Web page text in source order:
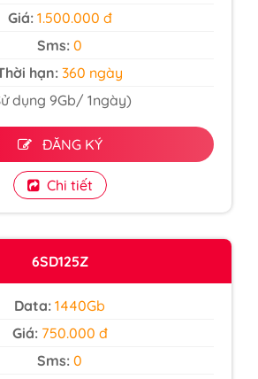
Giá: 1.500.000 đ
Sms: 0
hạn: 360 ngày
dụng 9Gb/ 1ngày)
ĐĂNG KÝ
Chi tiết
6SD125Z
Data: 1440Gb
Giá: 750.000 đ
Sms: 0